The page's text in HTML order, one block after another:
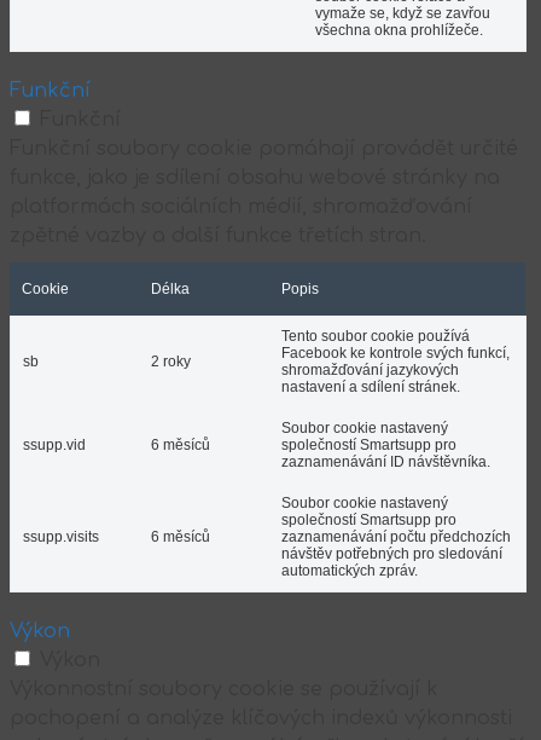
vymaže se, když se zavřou
všechna okna prohlížeče.
Funkční
Cookie Délka Popis
sb 2 roky
Tento soubor cookie používá
Facebook ke kontrole svých funkcí,
shromažďování jazykových
nastavení a sdílení stránek.
ssupp.vid 6 měsíců
Soubor cookie nastavený
společností Smartsupp pro
zaznamenávání ID návštěvníka.
ssupp.visits 6 měsíců
Soubor cookie nastavený
společností Smartsupp pro
zaznamenávání počtu předchozích
návštěv potřebných pro sledování
automatických zpráv.
Výkon